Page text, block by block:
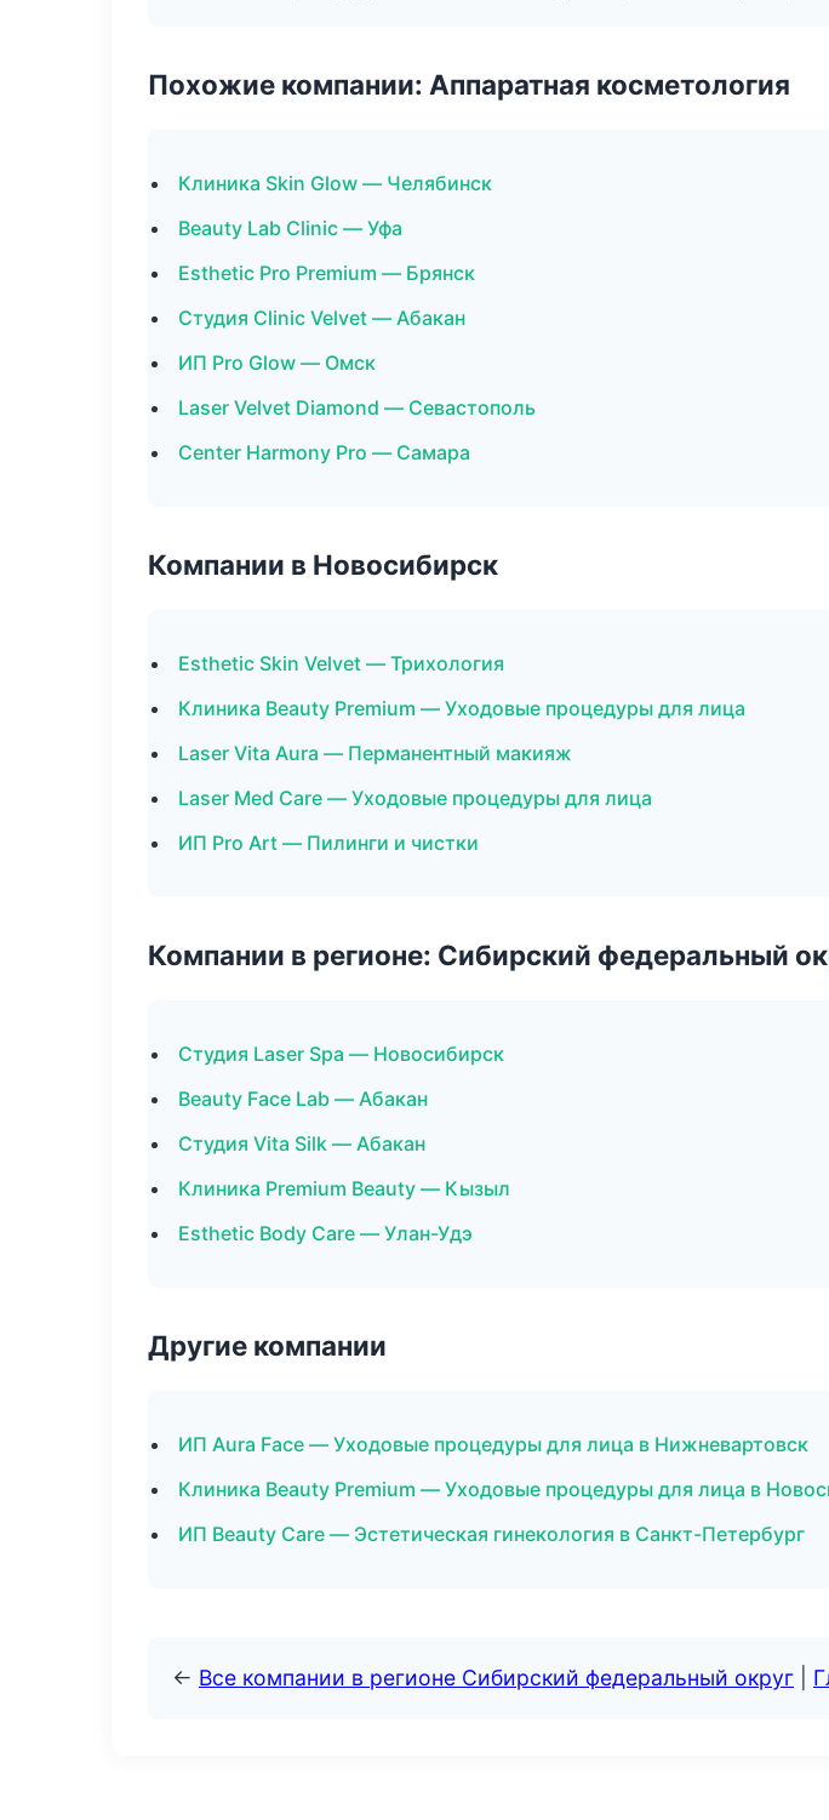
Похожие компании: Аппаратная косметология
Клиника Skin Glow — Челябинск
Beauty Lab Clinic — Уфа
Esthetic Pro Premium — Брянск
Студия Clinic Velvet — Абакан
ИП Pro Glow — Омск
Laser Velvet Diamond — Севастополь
Center Harmony Pro — Самара
Компании в Новосибирск
Esthetic Skin Velvet — Трихология
Клиника Beauty Premium — Уходовые процедуры для лица
Laser Vita Aura — Перманентный макияж
Laser Med Care — Уходовые процедуры для лица
ИП Pro Art — Пилинги и чистки
Компании в регионе: Сибирский федеральный
Студия Laser Spa — Новосибирск
Beauty Face Lab — Абакан
Студия Vita Silk — Абакан
Клиника Premium Beauty — Кызыл
Esthetic Body Care — Улан-Удэ
Другие компании
ИП Aura Face — Уходовые процедуры для лица в Нижневартовск
Клиника Beauty Premium — Уходовые процедуры для лица в
ИП Beauty Care — Эстетическая гинекология в Санкт-Петербург
← Все компании в регионе Сибирский федеральный округ